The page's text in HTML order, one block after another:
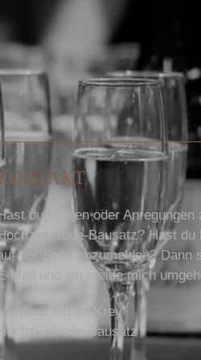
du Fragen oder Anregungen
Bausatz? Hast du
der Seite anzumelden? Dann
E-Mail und ich melde mich
Müller-Krey
Hochzeitsrede-Bausatz